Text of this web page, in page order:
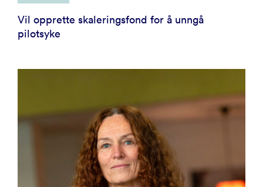
Vil opprette skaleringsfond for å unngå
pilotsyke